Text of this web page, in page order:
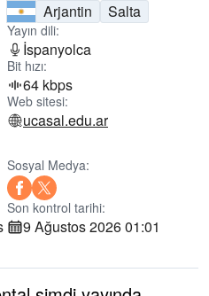
Arjantin Salta
Yayın dili:
İspanyolca
Bit hızı:
64 kbps
Web sitesi:
ucasal.edu.ar
Sosyal Medya:
Son kontrol tarihi:
9 Ağustos 2026 01:01